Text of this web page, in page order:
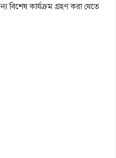
বিশেষ কার্যক্রম গ্রহণ করা যেতে